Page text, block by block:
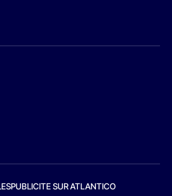
PUBLICITE SUR ATLANTICO